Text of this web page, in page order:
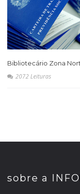
Bibliotecário Zona
2072 Leituras
sobre a